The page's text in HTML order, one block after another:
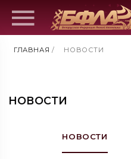
ГЛАВНАЯ / НОВОСТИ
НОВОСТИ
НОВОСТИ